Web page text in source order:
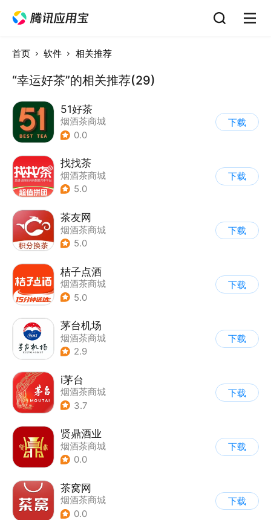
首页 软件 相关推荐
“幸运好茶”的相关推荐(29)
51好茶
烟酒茶商城
0.0
下载
找找茶
烟酒茶商城
5.0
下载
茶友网
烟酒茶商城
5.0
下载
桔子点酒
烟酒茶商城
5.0
下载
茅台机场
烟酒茶商城
2.9
下载
i茅台
烟酒茶商城
3.7
下载
贤鼎酒业
烟酒茶商城
0.0
下载
茶窝网
烟酒茶商城
0.0
下载